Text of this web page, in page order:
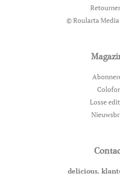
© Roularta
Losse
delicious.